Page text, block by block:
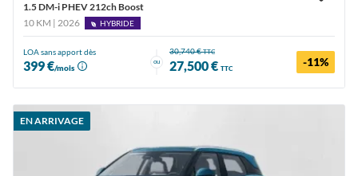
1.5 DM-i PHEV 212ch Boost
10 KM | 2026
HYBRIDE
LOA sans apport dès
399 €/mois
ou
30,740 €TTC
27,500 € TTC -11%
EN ARRIVAGE